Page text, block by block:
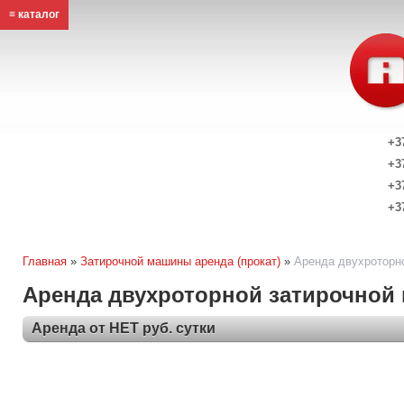
≡ каталог
Главная » Затирочной машины аренда (прокат) » Аренда
Аренда двухроторной
Аренда от НЕТ руб. сутки